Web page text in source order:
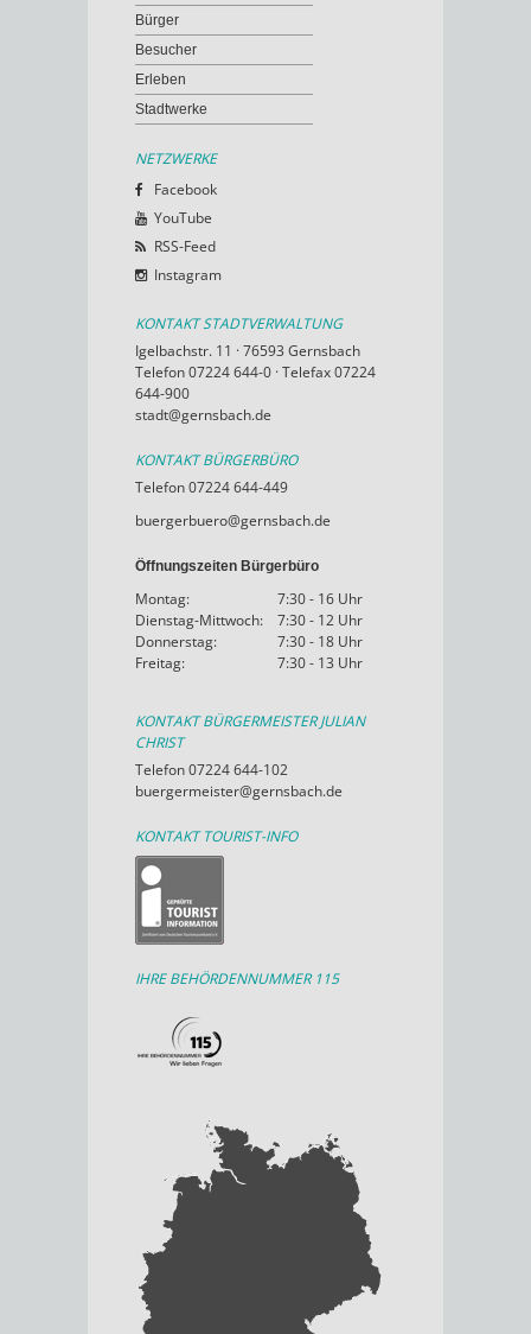
Bürger
Besucher
Erleben
Stadtwerke
NETZWERKE
Facebook
YouTube
RSS-Feed
Instagram
KONTAKT STADTVERWALTUNG
Igelbachstr. 11 · 76593 Gernsbach
Telefon 07224 644-0 · Telefax 07224
644-900
stadt@gernsbach.de
KONTAKT BÜRGERBÜRO
Telefon 07224 644-449
buergerbuero@gernsbach.de
Öffnungszeiten Bürgerbüro
Montag:
7:30 - 16 Uhr
Dienstag-Mittwoch:
7:30 - 12 Uhr
Donnerstag:
7:30 - 18 Uhr
Freitag:
7:30 - 13 Uhr
KONTAKT BÜRGERMEISTER JULIAN
CHRIST
Telefon 07224 644-102
buergermeister@gernsbach.de
KONTAKT TOURIST-INFO
IHRE BEHÖRDENNUMMER 115